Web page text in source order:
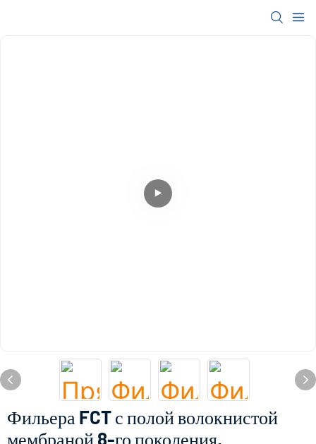
Фильера FCT с полой волокнистой
мембраной 8-го поколения,